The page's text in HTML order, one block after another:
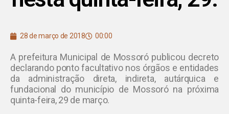
28 de março de 2018 00:00
A prefeitura Municipal de Mossoró publicou decreto
declarando ponto facultativo nos órgãos e entidades
da administração direta, indireta, autárquica e
fundacional do município de Mossoró na próxima
quinta-feira, 29 de março.